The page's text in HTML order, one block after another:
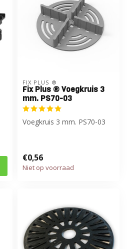
FIX PLUS ®
Fix Plus ® Voegkruis 3
mm. PS70-03
Voegkruis 3 mm. PS70-03
€0,56
Niet op voorraad